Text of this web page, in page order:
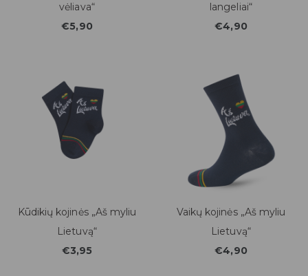
vėliava“
€5,90
langeliai“
€4,90
Kūdikių kojinės „Aš myliu
Lietuvą“
€3,95
Vaikų kojinės „Aš myliu
Lietuvą“
€4,90